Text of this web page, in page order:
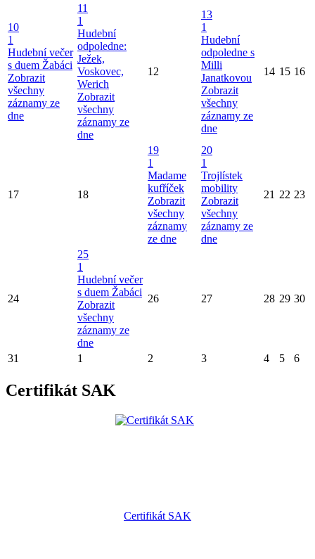
10
1
Hudební večer
s duem Žabáci
Zobrazit
všechny
záznamy ze
dne
11
1
Hudební
odpoledne:
Ježek,
Voskovec,
Werich
Zobrazit
všechny
záznamy ze
dne
12
13
1
Hudební
odpoledne s
Milli
Janatkovou
Zobrazit
všechny
záznamy ze
dne
14 15 16
17 18
19
1
Madame
kufříček
Zobrazit
všechny
záznamy
ze dne
20
1
Trojlístek
mobility
Zobrazit
všechny
záznamy ze
dne
21 22 23
24
25
1
Hudební večer
s duem Žabáci
Zobrazit
všechny
záznamy ze
dne
26 27 28 29 30
31 1 2 3 4 5 6
Certifikát SAK
Certifikát SAK